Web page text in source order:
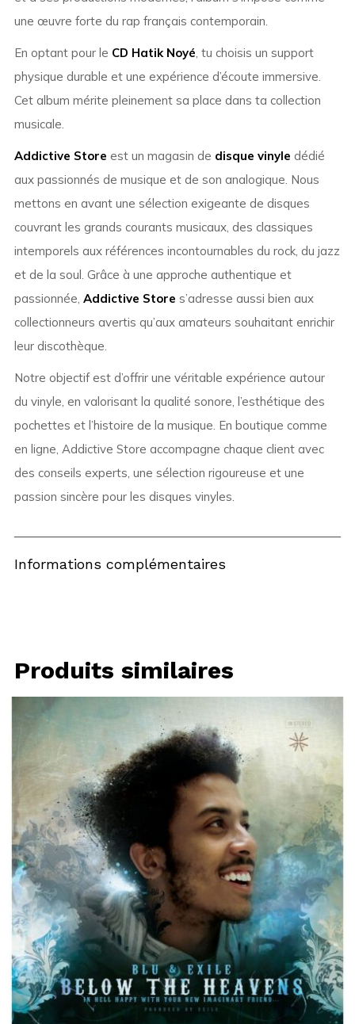
une œuvre forte du rap français contemporain.
En optant pour le CD Hatik Noyé, tu choisis un support
physique durable et une expérience d’écoute immersive.
Cet album mérite pleinement sa place dans ta collection
musicale.
Addictive Store est un magasin de disque vinyle dédié
aux passionnés de musique et de son analogique. Nous
mettons en avant une sélection exigeante de disques
couvrant les grands courants musicaux, des classiques
intemporels aux références incontournables du rock, du jazz
et de la soul. Grâce à une approche authentique et
passionnée, Addictive Store s’adresse aussi bien aux
collectionneurs avertis qu’aux amateurs souhaitant enrichir
leur discothèque.
Notre objectif est d’offrir une véritable expérience autour
du vinyle, en valorisant la qualité sonore, l’esthétique des
pochettes et l’histoire de la musique. En boutique comme
en ligne, Addictive Store accompagne chaque client avec
des conseils experts, une sélection rigoureuse et une
passion sincère pour les disques vinyles.
Informations complémentaires
Produits similaires